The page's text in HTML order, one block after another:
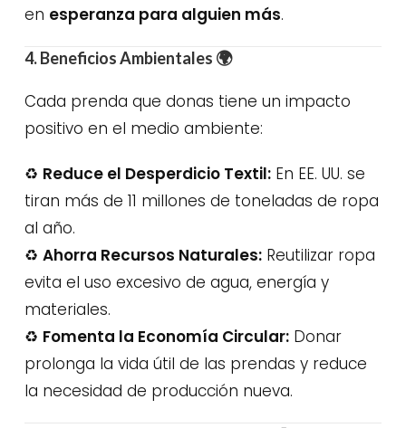
en esperanza para alguien más.
4. Beneficios Ambientales 🌍
Cada prenda que donas tiene un impacto
positivo en el medio ambiente:
♻️ Reduce el Desperdicio Textil:En EE. UU. se
tiran más de 11 millones de toneladas de ropa
al año.
♻️ Ahorra Recursos Naturales:Reutilizar ropa
evita el uso excesivo de agua, energía y
materiales.
♻️ Fomenta la Economía Circular:Donar
prolonga la vida útil de las prendas y reduce
la necesidad de producción nueva.